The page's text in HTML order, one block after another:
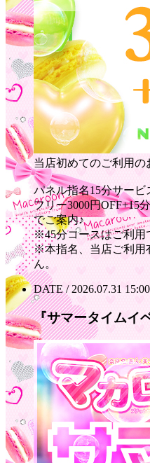
当店初めてのご利用の
パネル指名15分サービ
フリー3000円OFF+15
でご案内♪
※45分コースはご利用
※本指名、当店ご利用
ん。
DATE / 2026.07.31 15:00
『サマータイムイ